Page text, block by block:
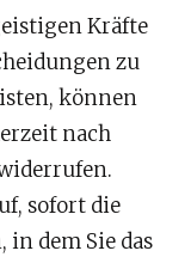
Kräfte
zu
können
nach
sofort die
dem Sie das